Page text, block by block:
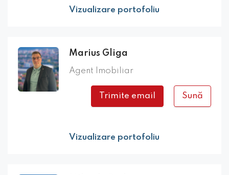
Vizualizare portofoliu
Marius Gliga
Agent Imobiliar
Trimite email Sună
Vizualizare portofoliu